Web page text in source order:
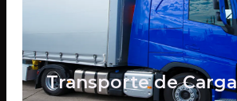
Transporte de Carga